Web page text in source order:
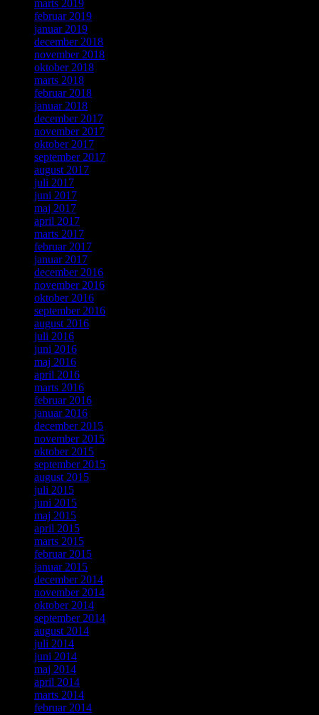
marts 2019
februar 2019
januar 2019
december 2018
november 2018
oktober 2018
marts 2018
februar 2018
januar 2018
december 2017
november 2017
oktober 2017
september 2017
august 2017
juli 2017
juni 2017
maj 2017
april 2017
marts 2017
februar 2017
januar 2017
december 2016
november 2016
oktober 2016
september 2016
august 2016
juli 2016
juni 2016
maj 2016
april 2016
marts 2016
februar 2016
januar 2016
december 2015
november 2015
oktober 2015
september 2015
august 2015
juli 2015
juni 2015
maj 2015
april 2015
marts 2015
februar 2015
januar 2015
december 2014
november 2014
oktober 2014
september 2014
august 2014
juli 2014
juni 2014
maj 2014
april 2014
marts 2014
februar 2014